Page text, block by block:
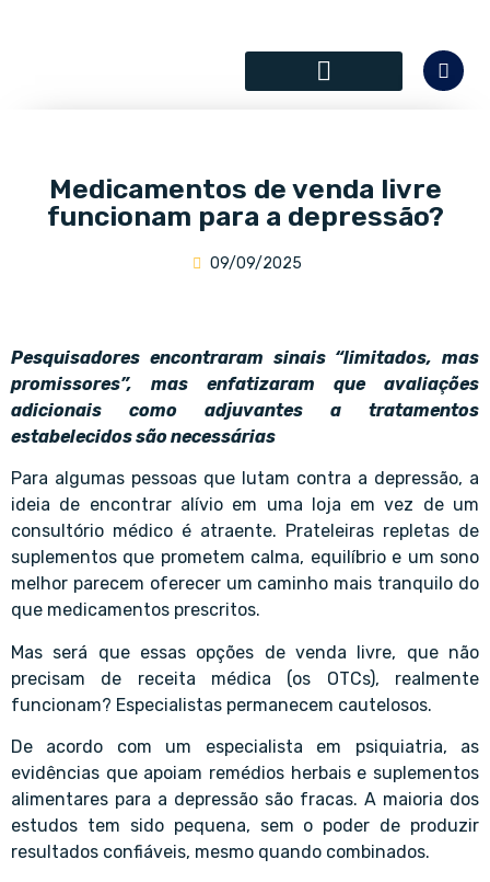
Medicamentos de venda livre
funcionam para a depressão?
09/09/2025
Pesquisadores encontraram sinais “limitados, mas
promissores”, mas enfatizaram que avaliações
adicionais como adjuvantes a tratamentos
estabelecidos são necessárias
Para algumas pessoas que lutam contra a depressão, a
ideia de encontrar alívio em uma loja em vez de um
consultório médico é atraente. Prateleiras repletas de
suplementos que prometem calma, equilíbrio e um sono
melhor parecem oferecer um caminho mais tranquilo do
que medicamentos prescritos.
Mas será que essas opções de venda livre, que não
precisam de receita médica (os OTCs), realmente
funcionam? Especialistas permanecem cautelosos.
De acordo com um especialista em psiquiatria, as
evidências que apoiam remédios herbais e suplementos
alimentares para a depressão são fracas. A maioria dos
estudos tem sido pequena, sem o poder de produzir
resultados confiáveis, mesmo quando combinados.